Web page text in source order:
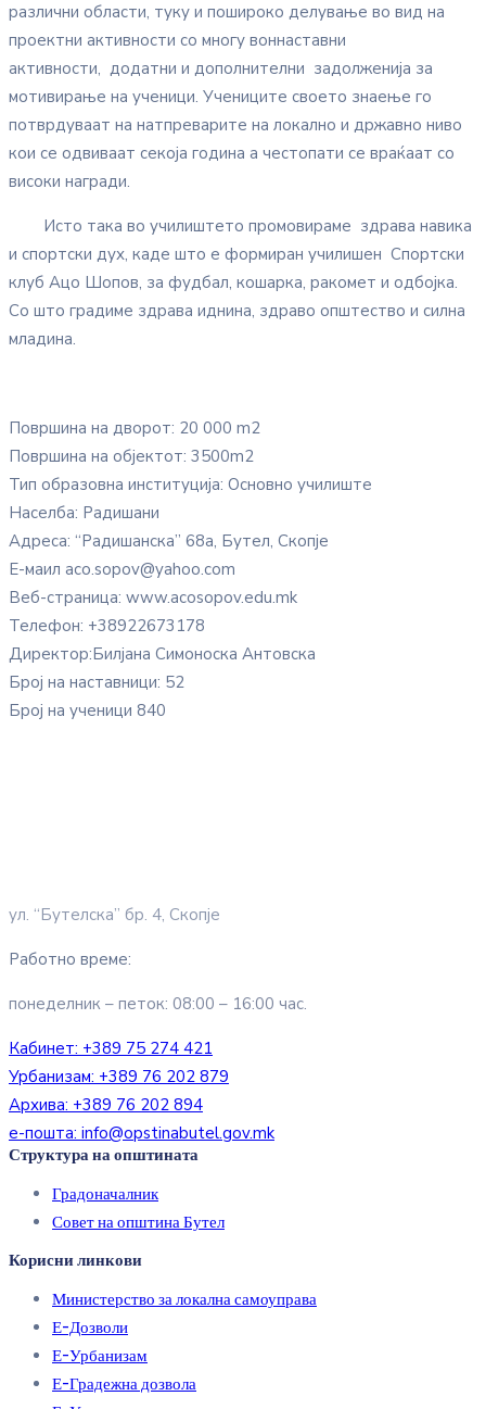
различни области, туку и пошироко делување во вид на
проектни активности со многу воннаставни
активности, додатни и дополнителни задолженија за
мотивирање на ученици. Учениците своето знаење го
потврдуваат на натпреварите на локално и државно ниво
кои се одвиваат секоја година а честопати се враќаат со
високи награди.
Исто така во училиштето промовираме здрава навика
и спортски дух, каде што е формиран училишен Спортски
клуб Ацо Шопов, за фудбал, кошарка, ракомет и одбојка.
Со што градиме здрава иднина, здраво општество и силна
младина.
Површина на дворот: 20 000 m2
Површина на објектот: 3500m2
Тип образовна институција: Основно училиште
Населба: Радишани
Адреса: “Радишанска” 68а, Бутел, Скопје
Е-маил aco.sopov@yahoo.com
Веб-страница: www.acosopov.edu.mk
Телефон: +38922673178
Директор:Билјана Симоноска Антовска
Број на наставници: 52
Број на ученици 840
ул. “Бутелска” бр. 4, Скопје
Работно време:
понеделник – петок: 08:00 – 16:00 час.
Кабинет: +389 75 274 421
Урбанизам: +389 76 202 879
Архива: +389 76 202 894
е-пошта: info@opstinabutel.gov.mk
Структура на општината
Градоначалник
Совет на општина Бутел
Корисни линкови
Министерство за локална самоуправа
Е-Дозволи
Е-Урбанизам
Е-Градежна дозвола